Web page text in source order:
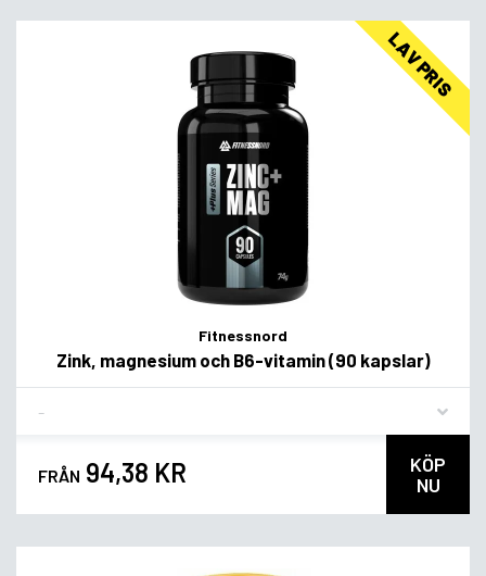
LAV PRIS
Fitnessnord
Zink, magnesium och B6-vitamin (90 kapslar)
FRÅN 94,38 KR
KÖP
NU